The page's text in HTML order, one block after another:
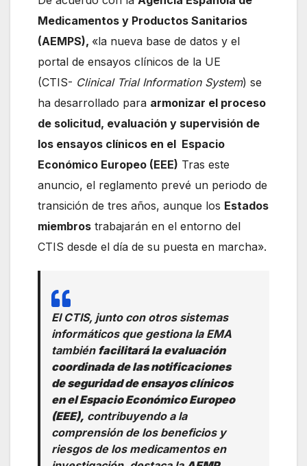
Medicamentos y Productos Sanitarios
(AEMPS), «la nueva base de datos y el
portal de ensayos clínicos de la UE
(CTIS- Clinical Trial Information System) se
ha desarrollado para armonizar el proceso
de solicitud, evaluación y supervisión de
los ensayos clínicos en el Espacio
Económico Europeo (EEE) Tras este
anuncio, el reglamento prevé un periodo de
transición de tres años, aunque los Estados
miembros trabajarán en el entorno del
CTIS desde el día de su puesta en marcha».
El CTIS, junto con otros sistemas
informáticos que gestiona la EMA
también facilitará la evaluación
coordinada de las notificaciones
de seguridad de ensayos clínicos
en el Espacio Económico Europeo
(EEE), contribuyendo a la
comprensión de los beneficios y
riesgos de los medicamentos en